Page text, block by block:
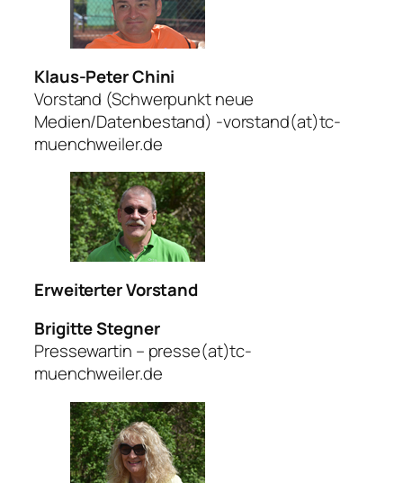
Klaus-Peter Chini
Vorstand (Schwerpunkt neue
Medien/Datenbestand) -vorstand(at)tc-
muenchweiler.de
Erweiterter Vorstand
Brigitte Stegner
Pressewartin – presse(at)tc-
muenchweiler.de